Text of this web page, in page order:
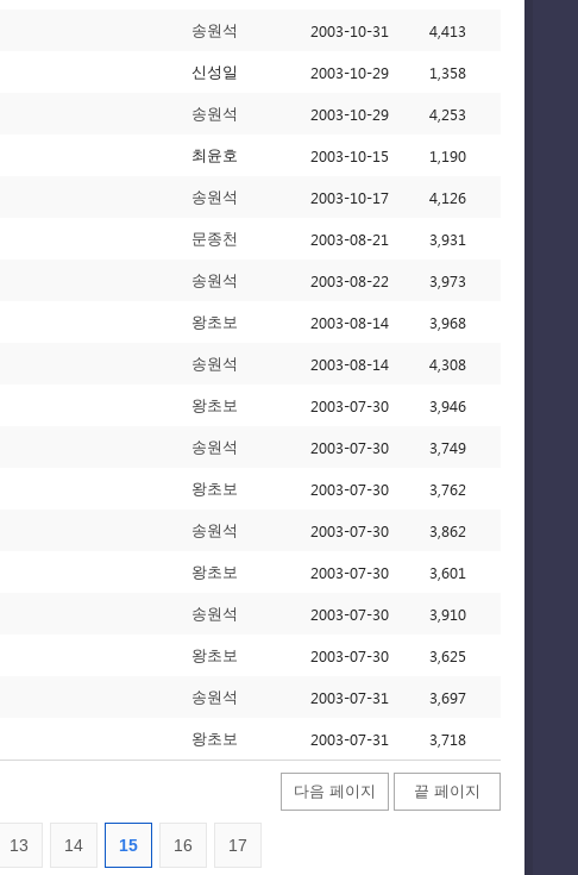
송원석 2003-10-31 4,413
신성일 2003-10-29 1,358
송원석 2003-10-29 4,253
최윤호 2003-10-15 1,190
송원석 2003-10-17 4,126
문종천 2003-08-21 3,931
송원석 2003-08-22 3,973
왕초보 2003-08-14 3,968
송원석 2003-08-14 4,308
왕초보 2003-07-30 3,946
송원석 2003-07-30 3,749
왕초보 2003-07-30 3,762
송원석 2003-07-30 3,862
왕초보 2003-07-30 3,601
송원석 2003-07-30 3,910
왕초보 2003-07-30 3,625
송원석 2003-07-31 3,697
왕초보 2003-07-31 3,718
다음 페이지 끝 페이지
13 14 15 16 17